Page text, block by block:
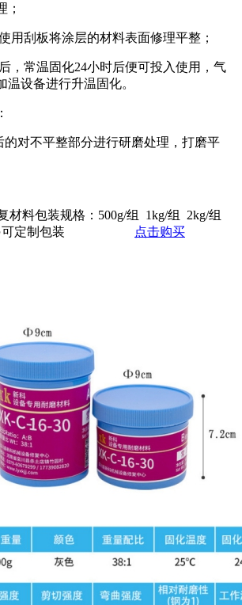
；
用刮板将涂层的材料表面修理平整；
，常温固化24小时后便可投入使用，气
温设备进行升温固化。
的对不平整部分进行研磨处理，打磨平
材料包装规格：500g/组 1kg/组 2kg/组
另可定制包装
点击购买